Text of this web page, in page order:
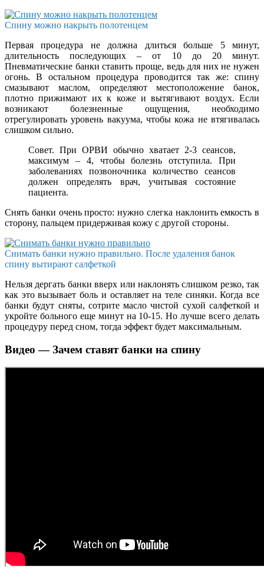
Спину можно накрыть полотенцем
Первая процедура не должна длиться больше 5 минут,
длительность последующих – от 10 до 20 минут.
Пневматические банки ставить проще, ведь для них не нужен
огонь. В остальном процедура проводится так же: спину
смазывают маслом, определяют местоположение банок,
плотно прижимают их к коже и вытягивают воздух. Если
возникают болезненные ощущения, необходимо
отрегулировать уровень вакуума, чтобы кожа не втягивалась
слишком сильно.
Совет. При ОРВИ обычно хватает 2-3 сеансов,
максимум – 4, чтобы болезнь отступила. При
заболеваниях позвоночника количество сеансов
должен определять врач, учитывая состояние
пациента.
Снять банки очень просто: нужно слегка наклонить емкость в
сторону, пальцем придерживая кожу с другой стороны.
Снимать банки нужно правильно. После удаления банок
спину вытирают салфеткой
Нельзя дергать банки вверх или наклонять слишком резко, так
как это вызывает боль и оставляет на теле синяки. Когда все
банки будут сняты, сотрите масло чистой сухой салфеткой и
укройте больного еще минут на 10-15. Но лучше всего делать
процедуру перед сном, тогда эффект будет максимальным.
Видео — Зачем ставят банки на спину